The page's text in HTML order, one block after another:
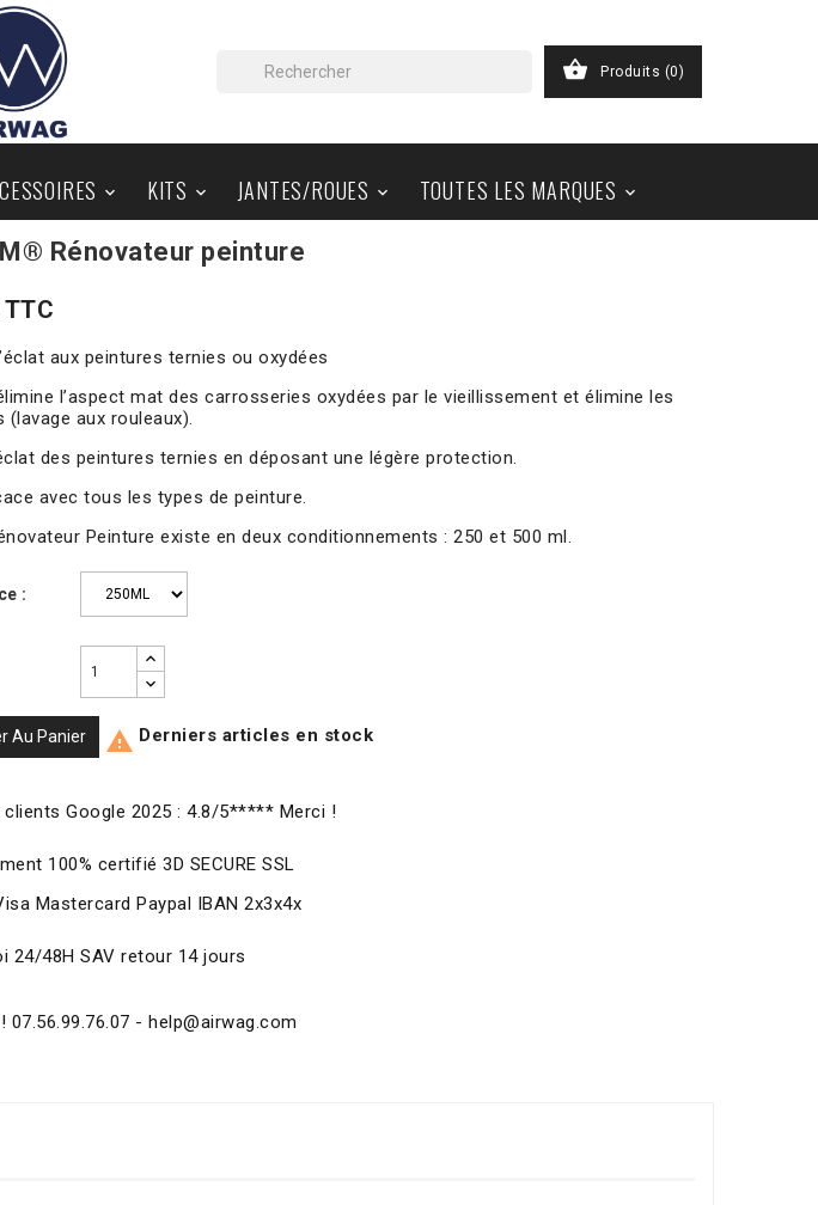
 Produits (0)
 
KITS 
JANTES/ROUES 
TOUTES LES MARQUES
BLOG
Rénovateur peinture
aux peintures ternies ou oxydées
l’aspect mat des carrosseries oxydées par le vieillissement et élimine les
(lavage aux rouleaux).
des peintures ternies en déposant une légère protection.
avec tous les types de peinture.
Peinture existe en deux conditionnements : 250 et 500 ml.
:
Au Panier  Derniers articles en stock
clients Google 2025 : 4.8/5***** Merci !
100% certifié 3D SECURE SSL
Mastercard Paypal IBAN 2x3x4x
24/48H SAV retour 14 jours
07.56.99.76.07 - help@airwag.com